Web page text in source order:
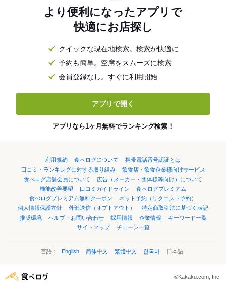
より便利になったアプリで
快適にお店探し
クイックな現在地検索。検索が快適に
予約も簡単。空席をスムーズに検索
会員登録なし。すぐに利用開始
アプリで開く
アプリなら1ヶ月無料でランキング検索！
利用規約 食べログについて
携帯電話番号認証とは
口コミ・ランキングに対する取り組み
飲食店・飲食企業様向けサービス
食べログ店舗会員について
広告（メーカー・団体様等向け）について
機能改善要望
口コミガイドライン
食べログプレミアム
食べログプレミアム無料クーポン
ネット予約（リクエスト予約）
個人情報保護方針
外部送信（オプトアウト）
特定商取引法に基づく表記
推奨環境
ヘルプ・お問い合わせ 採用情報 企業情報
キーワード一覧
サイトマップ
チェーン一覧
言語： English 简体中文 繁體中文 한국어 日本語
©Kakaku.com, Inc.